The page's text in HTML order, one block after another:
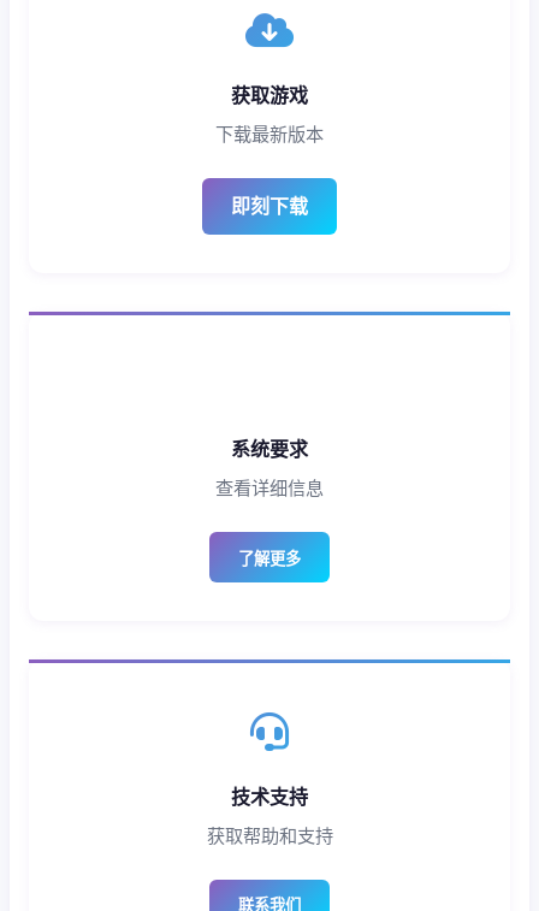
获取游戏
下载最新版本
即刻下载
系统要求
查看详细信息
了解更多
技术支持
获取帮助和支持
联系我们